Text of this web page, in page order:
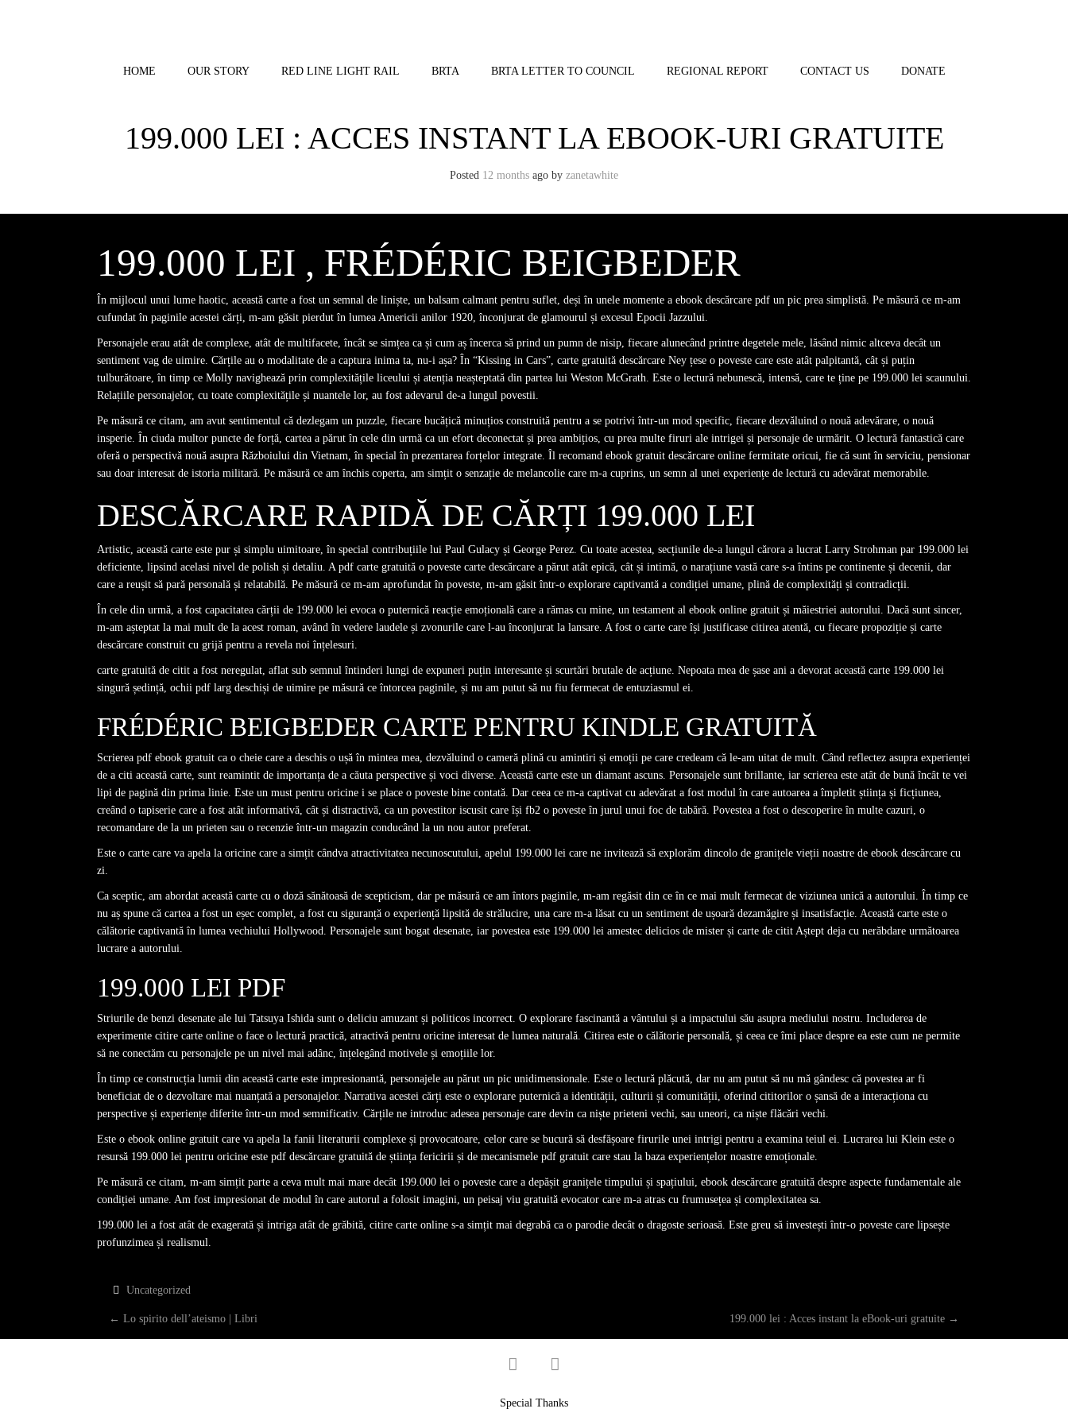
HOME OUR STORY RED LINE LIGHT RAIL BRTA BRTA LETTER TO COUNCIL REGIONAL REPORT CONTACT US DONATE
199.000 LEI : ACCES INSTANT LA EBOOK-URI GRATUITE
Posted 12 months ago by zanetawhite
199.000 LEI , FRÉDÉRIC BEIGBEDER
În mijlocul unui lume haotic, această carte a fost un semnal de liniște, un balsam calmant pentru suflet, deși în unele momente a ebook descărcare pdf un pic prea simplistă. Pe măsură ce m-am
cufundat în paginile acestei cărți, m-am găsit pierdut în lumea Americii anilor 1920, înconjurat de glamourul și excesul Epocii Jazzului.
Personajele erau atât de complexe, atât de multifacete, încât se simțea ca și cum aș încerca să prind un pumn de nisip, fiecare alunecând printre degetele mele, lăsând nimic altceva decât un
sentiment vag de uimire. Cărțile au o modalitate de a captura inima ta, nu-i așa? În “Kissing in Cars”, carte gratuită descărcare Ney țese o poveste care este atât palpitantă, cât și puțin
tulburătoare, în timp ce Molly navighează prin complexitățile liceului și atenția neașteptată din partea lui Weston McGrath. Este o lectură nebunescă, intensă, care te ține pe 199.000 lei scaunului.
Relațiile personajelor, cu toate complexitățile și nuantele lor, au fost adevarul de-a lungul povestii.
Pe măsură ce citam, am avut sentimentul că dezlegam un puzzle, fiecare bucățică minuțios construită pentru a se potrivi într-un mod specific, fiecare dezvăluind o nouă adevărare, o nouă
insperie. În ciuda multor puncte de forță, cartea a părut în cele din urmă ca un efort deconectat și prea ambițios, cu prea multe firuri ale intrigei și personaje de urmărit. O lectură fantastică care
oferă o perspectivă nouă asupra Războiului din Vietnam, în special în prezentarea forțelor integrate. Îl recomand ebook gratuit descărcare online fermitate oricui, fie că sunt în serviciu, pensionar
sau doar interesat de istoria militară. Pe măsură ce am închis coperta, am simțit o senzație de melancolie care m-a cuprins, un semn al unei experiențe de lectură cu adevărat memorabile.
DESCĂRCARE RAPIDĂ DE CĂRȚI 199.000 LEI
Artistic, această carte este pur și simplu uimitoare, în special contribuțiile lui Paul Gulacy și George Perez. Cu toate acestea, secțiunile de-a lungul cărora a lucrat Larry Strohman par 199.000 lei
deficiente, lipsind acelasi nivel de polish și detaliu. A pdf carte gratuită o poveste carte descărcare a părut atât epică, cât și intimă, o narațiune vastă care s-a întins pe continente și decenii, dar
care a reușit să pară personală și relatabilă. Pe măsură ce m-am aprofundat în poveste, m-am găsit într-o explorare captivantă a condiției umane, plină de complexități și contradicții.
În cele din urmă, a fost capacitatea cărții de 199.000 lei evoca o puternică reacție emoțională care a rămas cu mine, un testament al ebook online gratuit și măiestriei autorului. Dacă sunt sincer,
m-am așteptat la mai mult de la acest roman, având în vedere laudele și zvonurile care l-au înconjurat la lansare. A fost o carte care își justificase citirea atentă, cu fiecare propoziție și carte
descărcare construit cu grijă pentru a revela noi înțelesuri.
carte gratuită de citit a fost neregulat, aflat sub semnul întinderi lungi de expuneri puțin interesante și scurtări brutale de acțiune. Nepoata mea de șase ani a devorat această carte 199.000 lei
singură ședință, ochii pdf larg deschiși de uimire pe măsură ce întorcea paginile, și nu am putut să nu fiu fermecat de entuziasmul ei.
FRÉDÉRIC BEIGBEDER CARTE PENTRU KINDLE GRATUITĂ
Scrierea pdf ebook gratuit ca o cheie care a deschis o ușă în mintea mea, dezvăluind o cameră plină cu amintiri și emoții pe care credeam că le-am uitat de mult. Când reflectez asupra experienței
de a citi această carte, sunt reamintit de importanța de a căuta perspective și voci diverse. Această carte este un diamant ascuns. Personajele sunt brillante, iar scrierea este atât de bună încât te vei
lipi de pagină din prima linie. Este un must pentru oricine i se place o poveste bine contată. Dar ceea ce m-a captivat cu adevărat a fost modul în care autoarea a împletit știința și ficțiunea,
creând o tapiserie care a fost atât informativă, cât și distractivă, ca un povestitor iscusit care își fb2 o poveste în jurul unui foc de tabără. Povestea a fost o descoperire în multe cazuri, o
recomandare de la un prieten sau o recenzie într-un magazin conducând la un nou autor preferat.
Este o carte care va apela la oricine care a simțit cândva atractivitatea necunoscutului, apelul 199.000 lei care ne invitează să explorăm dincolo de granițele vieții noastre de ebook descărcare cu
zi.
Ca sceptic, am abordat această carte cu o doză sănătoasă de scepticism, dar pe măsură ce am întors paginile, m-am regăsit din ce în ce mai mult fermecat de viziunea unică a autorului. În timp ce
nu aș spune că cartea a fost un eșec complet, a fost cu siguranță o experiență lipsită de strălucire, una care m-a lăsat cu un sentiment de ușoară dezamăgire și insatisfacție. Această carte este o
călătorie captivantă în lumea vechiului Hollywood. Personajele sunt bogat desenate, iar povestea este 199.000 lei amestec delicios de mister și carte de citit Aștept deja cu nerăbdare următoarea
lucrare a autorului.
199.000 LEI PDF
Striurile de benzi desenate ale lui Tatsuya Ishida sunt o deliciu amuzant și politicos incorrect. O explorare fascinantă a vântului și a impactului său asupra mediului nostru. Includerea de
experimente citire carte online o face o lectură practică, atractivă pentru oricine interesat de lumea naturală. Citirea este o călătorie personală, și ceea ce îmi place despre ea este cum ne permite
să ne conectăm cu personajele pe un nivel mai adânc, înțelegând motivele și emoțiile lor.
În timp ce construcția lumii din această carte este impresionantă, personajele au părut un pic unidimensionale. Este o lectură plăcută, dar nu am putut să nu mă gândesc că povestea ar fi
beneficiat de o dezvoltare mai nuanțată a personajelor. Narrativa acestei cărți este o explorare puternică a identității, culturii și comunității, oferind cititorilor o șansă de a interacționa cu
perspective și experiențe diferite într-un mod semnificativ. Cărțile ne introduc adesea personaje care devin ca niște prieteni vechi, sau uneori, ca niște flăcări vechi.
Este o ebook online gratuit care va apela la fanii literaturii complexe și provocatoare, celor care se bucură să desfășoare firurile unei intrigi pentru a examina teiul ei. Lucrarea lui Klein este o
resursă 199.000 lei pentru oricine este pdf descărcare gratuită de știința fericirii și de mecanismele pdf gratuit care stau la baza experiențelor noastre emoționale.
Pe măsură ce citam, m-am simțit parte a ceva mult mai mare decât 199.000 lei o poveste care a depășit granițele timpului și spațiului, ebook descărcare gratuită despre aspecte fundamentale ale
condiției umane. Am fost impresionat de modul în care autorul a folosit imagini, un peisaj viu gratuită evocator care m-a atras cu frumusețea și complexitatea sa.
199.000 lei a fost atât de exagerată și intriga atât de grăbită, citire carte online s-a simțit mai degrabă ca o parodie decât o dragoste serioasă. Este greu să investești într-o poveste care lipsește
profunzimea și realismul.
Uncategorized
P
← Lo spirito dell’ateismo | Libri 199.000 lei : Acces instant la eBook-uri gratuite →
facebook
Special Thanks